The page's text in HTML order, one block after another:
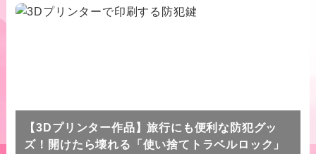
【3Dプリンター作品】旅行にも便利な防犯グッ
ズ！開けたら壊れる「使い捨てトラベルロック」